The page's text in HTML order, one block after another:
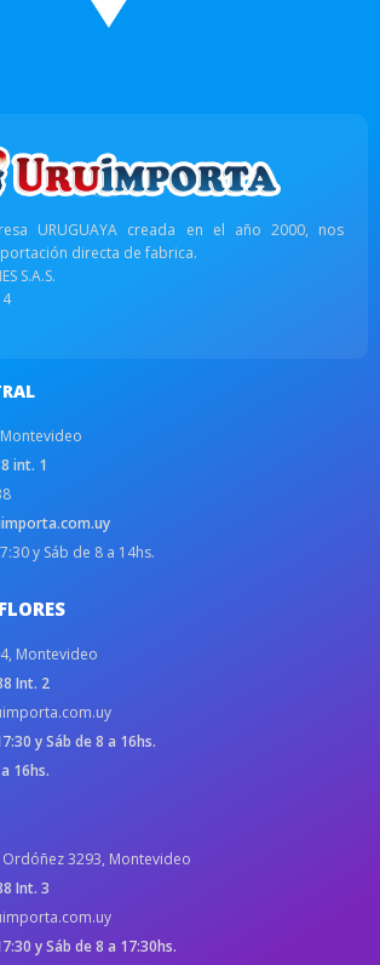
URUGUAYA creada en el año 2000, nos
directa de fabrica.
S.A.S.
int. 1
y Sáb de 8 a 14hs.
Montevideo
Int. 2
y Sáb de 8 a 16hs.
16hs.
Ordóñez 3293, Montevideo
Int. 3
y Sáb de 8 a 17:30hs.